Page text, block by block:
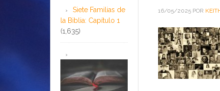
16/05/2025 POR
Siete Familias de
la Biblia: Capítulo 1
(1,635)